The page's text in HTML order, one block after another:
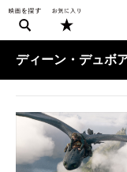
ディーン・デュボ